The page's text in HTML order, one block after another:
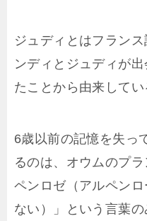
ジュディとはフラン
ンディとジュディが
たことから由来してい
6歳以前の記憶を失っ
るのは、オウムのプ
ペンロゼ（アルペン
ない）」という言葉の